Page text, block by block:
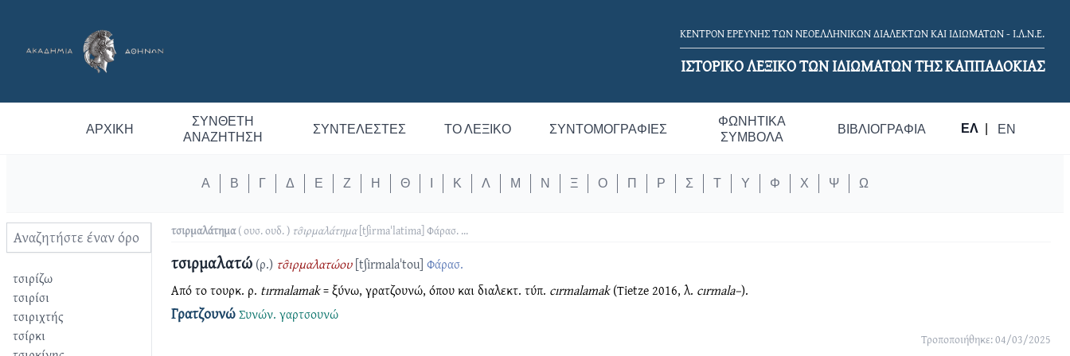
ΚΕΝΤΡΟΝ ΕΡΕΥΝΗΣ ΤΩΝ ΝΕΟΕΛΛΗΝΙΚΩΝ ΔΙΑΛΕΚΤΩΝ ΚΑΙ ΙΔΙΩΜΑΤΩΝ - Ι.Λ.Ν.Ε.
ΙΣΤΟΡΙΚΟ ΛΕΞΙΚΟ TΩΝ ΙΔΙΩΜΑΤΩΝ ΤΗΣ ΚΑΠΠΑΔΟΚΙΑΣ
ΑΡΧΙΚΉ
ΣΎΝΘΕΤΗ
ΑΝΑΖΉΤΗΣΗ
ΣΥΝΤΕΛΕΣΤΈΣ ΤΟ ΛΕΞΙΚΌ ΣΥΝΤΟΜΟΓΡΑΦΊΕΣ
ΦΩΝΗΤΙΚΆ
ΣΎΜΒΟΛΑ
ΒΙΒΛΙΟΓΡΑΦΊΑ ΕΛ EN
Α Β Γ Δ Ε Ζ Η Θ Κ Λ Μ Ν Ξ Ο Π Ρ Σ Τ Υ Φ Χ Ψ Ω
τσιρίζω
τσιρίσι
τσιριχτής
τσίρκι
τσιρμαλάτημα( ουσ. ουδ. ) τσ̑ιρμαλάτημα [tʃirmaˈlatima] Φάρασ. ...
τσιρμαλατώ (ρ.) τσ̑ιρμαλατώου [tʃirmalaˈtou] Φάρασ.
Από το τουρκ. ρ. tırmalamak= ξύνω, γρατζουνώ, όπου και διαλεκτ. τύπ. cırmalamak(Tietze 2016, λ. cırmala–).
ΓρατζουνώΣυνών. γαρτσουνώ
Τροποποιήθηκε: 04/03/2025